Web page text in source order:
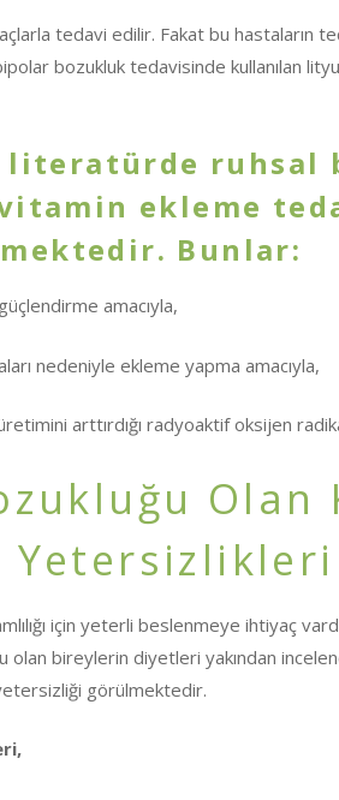
tedavi edilir. Fakat bu hastaların
bozukluk tedavisinde kullanılan
literatürde ruhsal
ekleme
Bunlar:
amacıyla,
nedeniyle ekleme yapma amacıyla,
arttırdığı radyoaktif oksijen
Olan
Yetersizlikleri
için yeterli beslenmeye ihtiyaç
olan bireylerin diyetleri yakından
görülmektedir.